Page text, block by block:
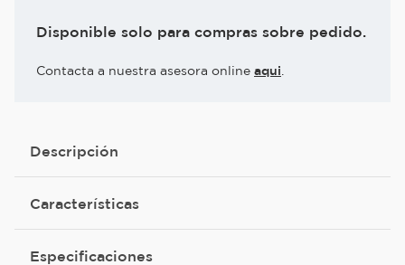
Disponible solo para compras sobre pedido.
Contacta a nuestra asesora online aqui
Descripción
Características
Especificaciones